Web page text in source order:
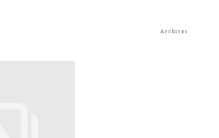
Archives